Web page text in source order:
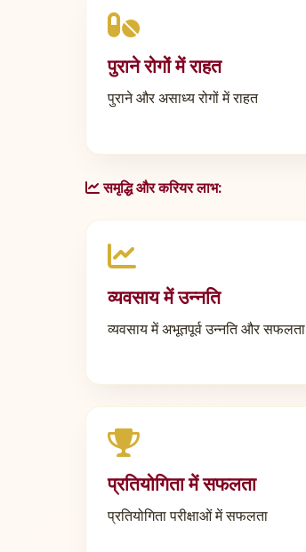
पुराने रोगों में राहत
पुराने और असाध्य रोगों में राहत
समृद्धि और करियर लाभ:
व्यवसाय में उन्नति
व्यवसाय में अभूतपूर्व उन्नति और सफलता
प्रतियोगिता में सफलता
प्रतियोगिता परीक्षाओं में सफलता